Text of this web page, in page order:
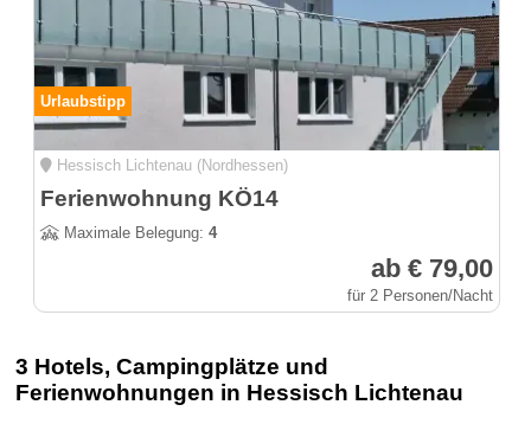
Urlaubstipp
Hessisch Lichtenau (Nordhessen)
Ferienwohnung KÖ14
Maximale Belegung: 4
ab € 79,00
für 2 Personen/Nacht
3 Hotels, Campingplätze und
Ferienwohnungen in Hessisch Lichtenau